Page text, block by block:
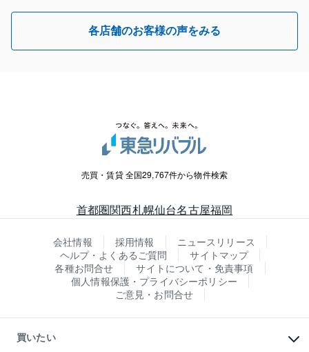
各店舗のお客様の声をみる
売買・賃貸 全国29,767件から物件検索
首都圏関西札幌仙台名古屋福岡
会社情報 採用情報
ニュースリリース
ヘルプ・よくあるご質問
サイトマップ
各種お問合せ
サイトについて・免責事項
個人情報保護・プライバシーポリシー
ご意見・お問合せ
買いたい